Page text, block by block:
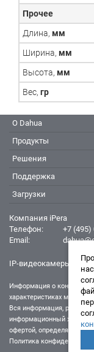
Прочее
Длина, мм
Ширина, мм
Высота, мм
Вес, гр
О Dahua
Продукты
Решения
Поддержка
Загрузки
Компания iPera
Телефон:
+7 (495)
Email:
IP-видеокамеры
Информация о
характеристиках может
Вся информация,
информационный
офертой, определяемой
Политика